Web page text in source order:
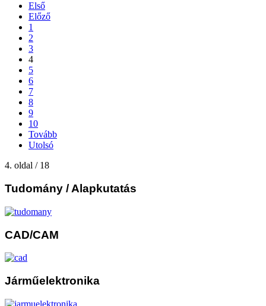
Első
Előző
1
2
3
4
5
6
7
8
9
10
Tovább
Utolsó
4. oldal / 18
Tudomány / Alapkutatás
CAD/CAM
Járműelektronika